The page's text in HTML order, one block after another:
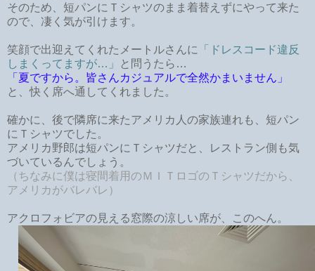
そのため、短パンにＴシャツのまま着替えずにやって来た
ので、凄く気が引けます。
笑顔で出迎えてくれたメートルさんに
「ドレスコード違反
しまくってますが…」
と問うたら…
「夏ですから。皆さんカジュアルで全然かまいません」
と、快く席へ通してくれました。
確かに、後で隣席に来たアメリカ人の家族連れも、短パン
にＴシャツでした。
アメリカ野郎は短パンにＴシャツだと、レストラン側も気
づいているんでしょう。
（ちなみに僕は寝間着用のＭＩＴロゴのＴシャツだから、
アメリカがバレバレ）
アクロフォビアの見える窓際の涼しい席が、このへん。